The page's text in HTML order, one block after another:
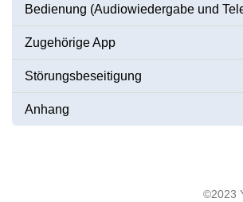
Bedienung (Audiowiedergabe und
Zugehörige App
Störungsbeseitigung
Anhang
©2023